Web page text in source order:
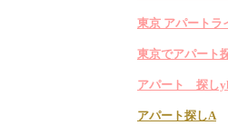
東京 アパートラ
東京でアパート
アパート 探し
アパート探しA